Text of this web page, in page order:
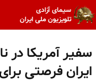
سیمای آزادی
تلویزیون ملی ایران
سفیر آمریکا در
ایران فرصتی